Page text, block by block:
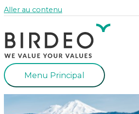
Aller au contenu
Menu Principal